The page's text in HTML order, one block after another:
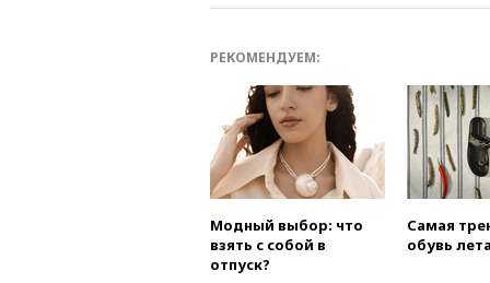
РЕКОМЕНДУЕМ:
Модный выбор: что
взять с собой в
отпуск?
Самая
обувь